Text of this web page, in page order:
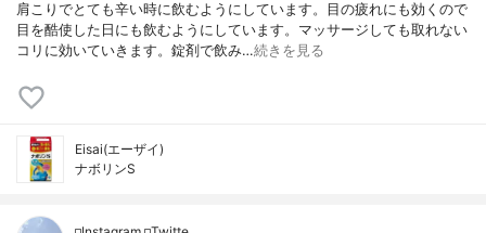
肩こりでとても辛い時に飲むようにしています。目の疲れにも効くので
目を酷使した日にも飲むようにしています。マッサージしても取れない
コリに効いていきます。錠剤で飲み…続きを見る
Eisai(エーザイ)
ナボリンS